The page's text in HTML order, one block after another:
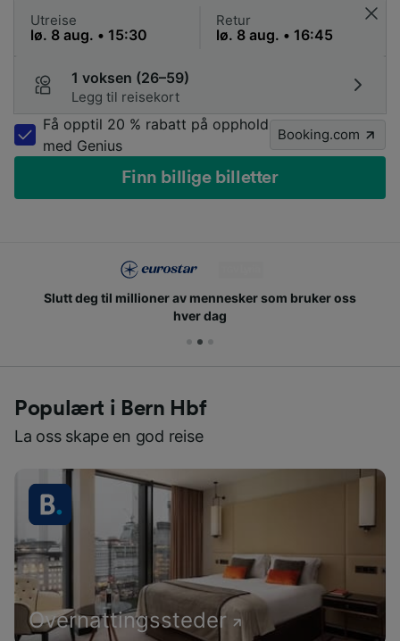
Utreise Retur
1 voksen (26–59)
Legg til reisekort
Få opptil 20 % rabatt på opphold
med Genius
Booking.com
Finn billige billetter
Slutt deg til millioner av mennesker som bruker oss
hver dag
Populært i Bern Hbf
La oss skape en god reise
Overnattingssteder